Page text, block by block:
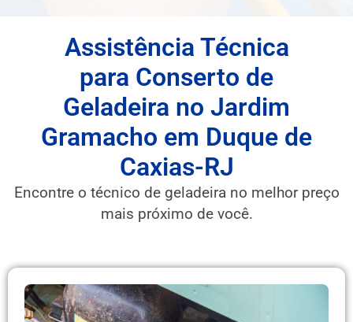
Assistência Técnica
para Conserto de
Geladeira no Jardim
Gramacho em Duque de
Caxias-RJ
Encontre o técnico de geladeira no melhor preço
mais próximo de você.